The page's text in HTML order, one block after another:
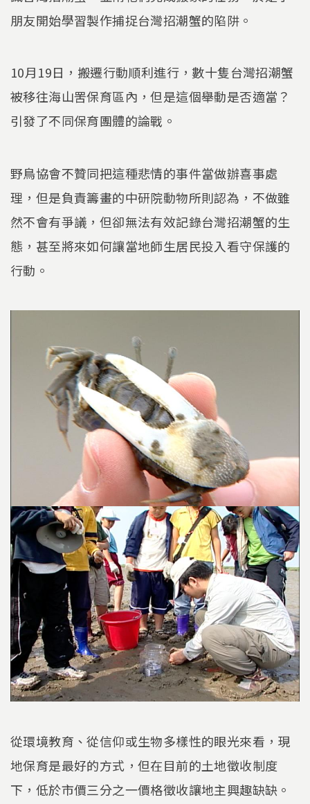
朋友開始學習製作捕捉台灣招潮蟹的陷阱。
10月19日，搬遷行動順利進行，數十隻台灣招潮蟹
被移往海山罟保育區內，但是這個舉動是否適當？
引發了不同保育團體的論戰。
野鳥協會不贊同把這種悲情的事件當做辦喜事處
理，但是負責籌畫的中研院動物所則認為，不做雖
然不會有爭議，但卻無法有效記錄台灣招潮蟹的生
態，甚至將來如何讓當地師生居民投入看守保護的
行動。
從環境教育、從信仰或生物多樣性的眼光來看，現
地保育是最好的方式，但在目前的土地徵收制度
下，低於市價三分之一價格徵收讓地主興趣缺缺。